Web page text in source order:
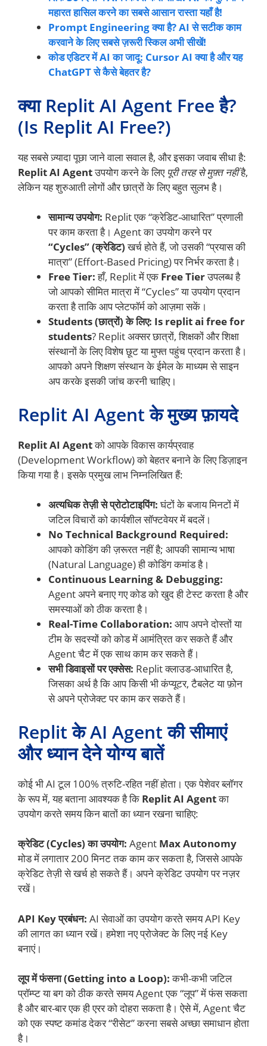
महारत हासिल करने का सबसे आसान रास्ता यहाँ है!
Prompt Engineering क्या है? AI से सटीक काम
करवाने के लिए सबसे ज़रूरी स्किल अभी सीखें!
कोड एडिटर में AI का जादू: Cursor AI क्या है और यह
ChatGPT से कैसे बेहतर है?
क्या Replit AI Agent Free है?
(Is Replit AI Free?)
यह सबसे ज़्यादा पूछा जाने वाला सवाल है, और इसका जवाब सीधा है:
Replit AI Agentउपयोग करने के लिए पूरी तरह से मुफ़्त नहींहै,
लेकिन यह शुरुआती लोगों और छात्रों के लिए बहुत सुलभ है।
सामान्य उपयोग: Replit एक “क्रेडिट-आधारित” प्रणाली
पर काम करता है। Agent का उपयोग करने पर
“Cycles” (क्रेडिट)खर्च होते हैं, जो उसकी “प्रयास की
मात्रा” (Effort-Based Pricing) पर निर्भर करता है।
Free Tier:हाँ, Replit में एक Free Tierउपलब्ध है
जो आपको सीमित मात्रा में “Cycles” या उपयोग प्रदान
करता है ताकि आप प्लेटफॉर्म को आज़मा सकें।
Students (छात्रों) के लिए: Is replit ai free for
students? Replit अक्सर छात्रों, शिक्षकों और शिक्षा
संस्थानों के लिए विशेष छूट या मुफ्त पहुंच प्रदान करता है।
आपको अपने शिक्षण संस्थान के ईमेल के माध्यम से साइन
अप करके इसकी जांच करनी चाहिए।
Replit AI Agent के मुख्य फ़ायदे
Replit AI Agentको आपके विकास कार्यप्रवाह
(Development Workflow) को बेहतर बनाने के लिए डिज़ाइन
किया गया है। इसके प्रमुख लाभ निम्नलिखित हैं:
अत्यधिक तेज़ी से प्रोटोटाइपिंग:घंटों के बजाय मिनटों में
जटिल विचारों को कार्यशील सॉफ्टवेयर में बदलें।
No Technical Background Required:
आपको कोडिंग की ज़रूरत नहीं है; आपकी सामान्य भाषा
(Natural Language) ही कोडिंग कमांड है।
Continuous Learning & Debugging:
Agent अपने बनाए गए कोड को खुद ही टेस्ट करता है और
समस्याओं को ठीक करता है।
Real-Time Collaboration: आप अपने दोस्तों या
टीम के सदस्यों को कोड में आमंत्रित कर सकते हैं और
Agent चैट में एक साथ काम कर सकते हैं।
सभी डिवाइसों पर एक्सेस: Replit क्लाउड-आधारित है,
जिसका अर्थ है कि आप किसी भी कंप्यूटर, टैबलेट या फ़ोन
से अपने प्रोजेक्ट पर काम कर सकते हैं।
Replit के AI Agent की सीमाएं
और ध्यान देने योग्य बातें
कोई भी AI टूल 100% त्रुटि-रहित नहीं होता। एक पेशेवर ब्लॉगर
के रूप में, यह बताना आवश्यक है कि Replit AI Agentका
उपयोग करते समय किन बातों का ध्यान रखना चाहिए:
क्रेडिट (Cycles) का उपयोग: Agent Max Autonomy
मोड में लगातार 200 मिनट तक काम कर सकता है, जिससे आपके
क्रेडिट तेज़ी से खर्च हो सकते हैं। अपने क्रेडिट उपयोग पर नज़र
रखें।
API Key प्रबंधन: AI सेवाओं का उपयोग करते समय API Key
की लागत का ध्यान रखें। हमेशा नए प्रोजेक्ट के लिए नई Key
बनाएं।
लूप में फंसना (Getting into a Loop):कभी-कभी जटिल
प्रॉम्प्ट या बग को ठीक करते समय Agent एक “लूप” में फंस सकता
है और बार-बार एक ही एरर को दोहरा सकता है। ऐसे में, Agent चैट
को एक स्पष्ट कमांड देकर “रीसेट” करना सबसे अच्छा समाधान होता
है।